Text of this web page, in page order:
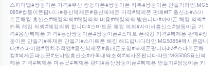
스파이앱#쌍둥이폰 가격#부산 쌍둥이폰#쌍둥이폰 카톡#쌍둥이폰 만들기라인:MG5
085#쌍둥이폰팝니다#용산복제폰#용산복제폰 가격#복제폰 판매#IT 흥신소#스마
트폰해킹 흥신소#해킹의뢰#해킹의뢰 비용#해킹의뢰 받습니다#아이폰 해킹 의뢰#
카톡 해킹 의뢰#해킹의뢰 합니다#스마트폰 해킹 의뢰#사이버흥신소#쌍둥이폰 가
격#용산복제폰 가격#용산쌍둥이폰#쌍둥이폰#스마트 폰해킹 가격#복제폰 판매#쌍
둥이폰 만들기#복제폰 만들기#스마트폰 해킹 해드립니다라인:MG5085#복사폰팝니
다;#스파이앱#위치추적앱#용산복제폰#휴대폰도청#복제폰팝니다♪♪#스마트폰해
킹#복제폰파는곳#모바일흥신소#카톡내역조회#복사폰팝니다라인:MG5085용산복
제폰 가격#복제폰 파는곳#복제폰 판매#용산쌍둥이폰#복제폰 만들기#쌍둥이폰 카